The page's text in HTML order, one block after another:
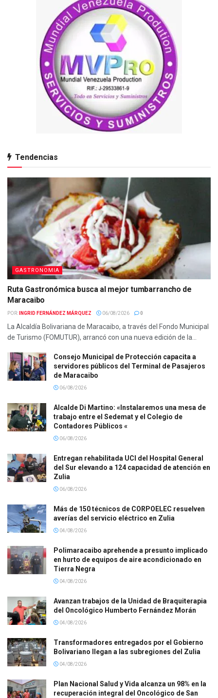
Tendencias
GASTRONOMIA
Ruta Gastronómica busca al mejor tumbarrancho de
Maracaibo
POR: INGRID FERNÁNDEZ MÁRQUEZ 06/08/2026 0
La Alcaldía Bolivariana de Maracaibo, a través del Fondo Municipal
de Turismo (FOMUTUR), arrancó con una nueva edición de la...
Consejo Municipal de Protección capacita a
servidores públicos del Terminal de Pasajeros
de Maracaibo
06/08/2026
Alcalde Di Martino: «Instalaremos una mesa de
trabajo entre el Sedemat y el Colegio de
Contadores Públicos «
06/08/2026
Entregan rehabilitada UCI del Hospital General
del Sur elevando a 124 capacidad de atención en
Zulia
06/08/2026
Más de 150 técnicos de CORPOELEC resuelven
averías del servicio eléctrico en Zulia
04/08/2026
Polimaracaibo aprehende a presunto implicado
en hurto de equipos de aire acondicionado en
Tierra Negra
04/08/2026
Avanzan trabajos de la Unidad de Braquiterapia
del Oncológico Humberto Fernández Morán
04/08/2026
Transformadores entregados por el Gobierno
Bolivariano llegan a las subregiones del Zulia
04/08/2026
Plan Nacional Salud y Vida alcanza un 98% en la
recuperación integral del Oncológico de San